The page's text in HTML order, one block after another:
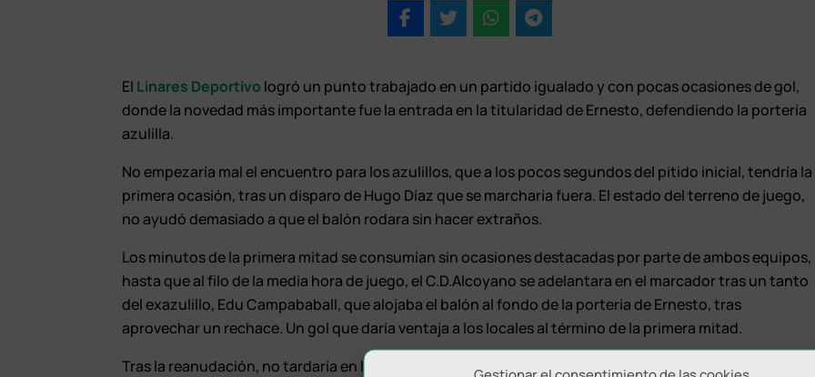
El Linares Deportivo logró un punto trabajado en un partido igualado y con pocas ocasiones de gol,
donde la novedad más importante fue la entrada en la titularidad de Ernesto, defendiendo la portería
azulilla.
No empezaría mal el encuentro para los azulillos, que a los pocos segundos del pitido inicial, tendría la
primera ocasión, tras un disparo de Hugo Díaz que se marcharía fuera. El estado del terreno de juego,
no ayudó demasiado a que el balón rodara sin hacer extraños.
Los minutos de la primera mitad se consumían sin ocasiones destacadas por parte de ambos equipos,
hasta que al filo de la media hora de juego, el C.D.Alcoyano se adelantara en el marcador tras un tanto
del exazulillo, Edu Campababall, que alojaba el balón al fondo de la portería de Ernesto, tras
aprovechar un rechace. Un gol que daría ventaja a los locales al término de la primera mitad.
Tras la reanudación, no tardaría en llegar la reacción por parte del Linares Deportivo. Hugo Díaz